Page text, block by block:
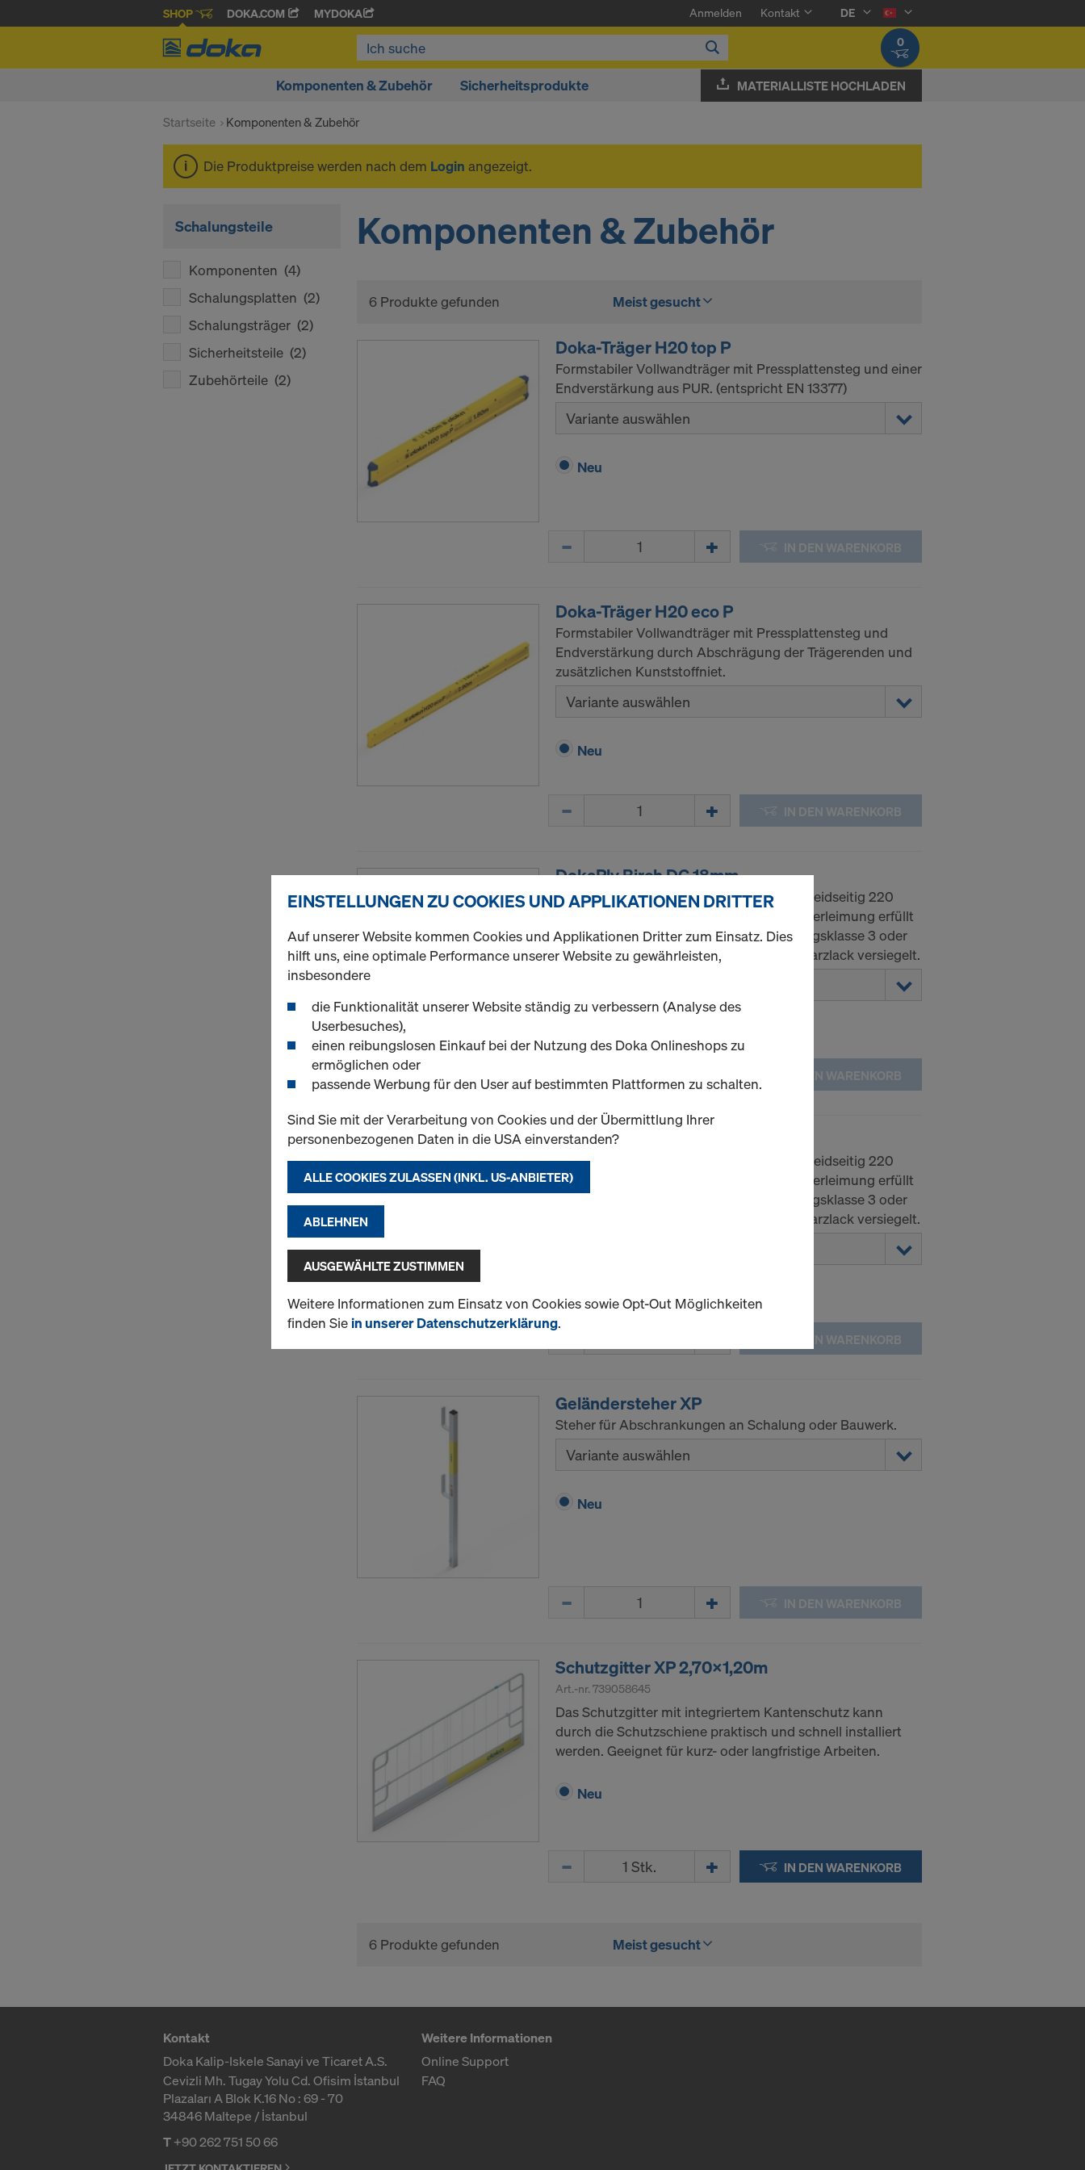
SHOP DOKA.COM MYDOKA Anmelden Kontakt
DE
0
Komponenten & Zubehör Sicherheitsprodukte MATERIALLISTE HOCHLADEN
Startseite Komponenten & Zubehör
Die Produktpreise werden nach dem Login angezeigt.
Schalungsteile
Komponenten (4)
Schalungsplatten (2)
Schalungsträger (2)
Sicherheitsteile (2)
Zubehörteile (2)
Komponenten & Zubehör
6 Produkte gefunden Meist gesucht
Doka-Träger H20 top P
Formstabiler Vollwandträger mit Pressplattensteg und einer
Endverstärkung aus PUR. (entspricht EN 13377)
Variante auswählen
Neu
IN DEN WARENKORB
Doka-Träger H20 eco P
Formstabiler Vollwandträger mit Pressplattensteg und
Endverstärkung durch Abschrägung der Trägerenden und
zusätzlichen Kunststoffniet.
Variante auswählen
Neu
IN DEN WARENKORB
DokaPly Birch DC 18mm
Sperrholzplatte aus nordischer Birke mit beidseitig 220
g/m² Phenolharz-Filmbeschichtung. Die Verleimung erfüllt
die Anforderungen nach EN 314-2 Nutzungsklasse 3 oder
BS 6566 WBP. Die Kanten sind mit Acrylharzlack versiegelt.
IN DEN WARENKORB
DokaPly Birch DC 21mm
Sperrholzplatte aus nordischer Birke mit beidseitig 220
g/m² Phenolharz-Filmbeschichtung. Die Verleimung erfüllt
die Anforderungen nach EN 314-2 Nutzungsklasse 3 oder
BS 6566 WBP. Die Kanten sind mit Acrylharzlack versiegelt.
Neu
Menge
IN DEN WARENKORB
Geländersteher XP
Steher für Abschrankungen an Schalung oder Bauwerk.
Variante auswählen
Neu
IN DEN WARENKORB
Schutzgitter XP 2,70x1,20m
Art.-nr. 739058645
Das Schutzgitter mit integriertem Kantenschutz kann
durch die Schutzschiene praktisch und schnell installiert
werden. Geeignet für kurz- oder langfristige Arbeiten.
Neu
IN DEN WARENKORB
6 Produkte gefunden Meist gesucht
Kontakt
Doka Kalip-Iskele Sanayi ve Ticaret A.S.
Cevizli Mh. Tugay Yolu Cd. Ofisim İstanbul
Plazaları A Blok K.16 No : 69 - 70
34846 Maltepe / İstanbul
T+90 262 751 50 66
Weitere Informationen
Online Support
FAQ
EINSTELLUNGEN ZU COOKIES UND APPLIKATIONEN DRITTER
Auf unserer Website kommen Cookies und Applikationen Dritter zum Einsatz. Dies
hilft uns, eine optimale Performance unserer Website zu gewährleisten,
insbesondere
die Funktionalität unserer Website ständig zu verbessern (Analyse des
Userbesuches),
einen reibungslosen Einkauf bei der Nutzung des Doka Onlineshops zu
ermöglichen oder
passende Werbung für den User auf bestimmten Plattformen zu schalten.
Sind Sie mit der Verarbeitung von Cookies und der Übermittlung Ihrer
personenbezogenen Daten in die USA einverstanden?
ALLE COOKIES ZULASSEN (INKL. US-ANBIETER)
ABLEHNEN
AUSGEWÄHLTE ZUSTIMMEN
Weitere Informationen zum Einsatz von Cookies sowie Opt-Out Möglichkeiten
finden Sie in unserer Datenschutzerklärung.